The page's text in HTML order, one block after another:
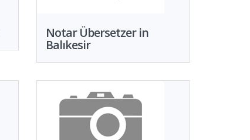
Notar Übersetzer in
Balıkesir